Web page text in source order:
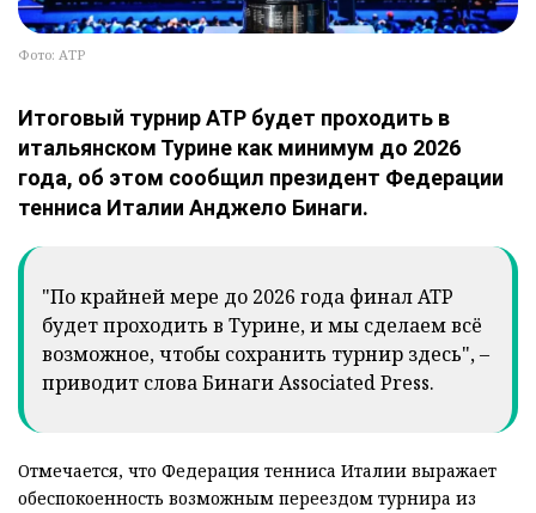
Фото: АТР
Итоговый турнир АТР будет проходить в
итальянском Турине как минимум до 2026
года, об этом сообщил президент Федерации
тенниса Италии Анджело Бинаги.
"По крайней мере до 2026 года финал ATP
будет проходить в Турине, и мы сделаем всё
возможное, чтобы сохранить турнир здесь", –
приводит слова Бинаги Associated Press.
Отмечается, что Федерация тенниса Италии выражает
обеспокоенность возможным переездом турнира из